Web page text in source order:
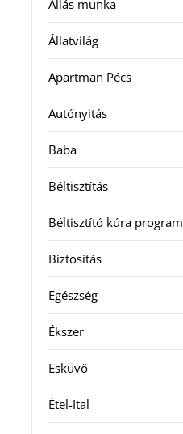
Állás munka
Állatvilág
Apartman Pécs
Autónyitás
Baba
Béltisztítás
Béltisztító kúra program
Biztosítás
Egészség
Ékszer
Esküvő
Étel-Ital